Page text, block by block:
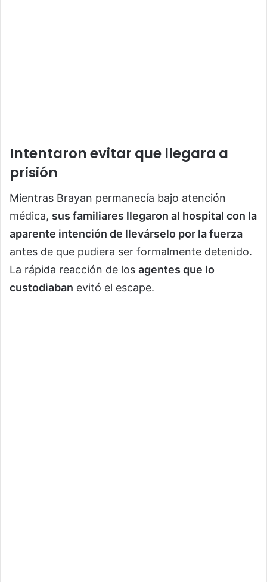
Intentaron evitar que llegara a
prisión
Mientras Brayan permanecía bajo atención
médica, sus familiares llegaron al hospital con la
aparente intención de llevárselo por la fuerza
antes de que pudiera ser formalmente detenido.
La rápida reacción de los agentes que lo
custodiaban evitó el escape.